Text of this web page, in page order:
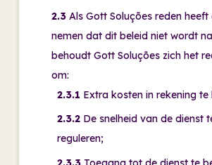
2.3 Als Gott Soluções reden
nemen dat dit beleid niet wordt
behoudt Gott Soluções zich het
om:
2.3.1 Extra kosten in rekening te
2.3.2 De snelheid van de dienst
reguleren;